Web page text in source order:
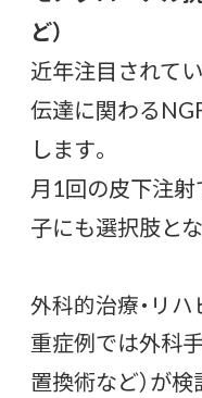
ど）
近年注目されて
伝達に関わる
します。
月1回の皮下注射
子にも選択肢とな
外科的治療・リ
重症例では外科
置換術など）が